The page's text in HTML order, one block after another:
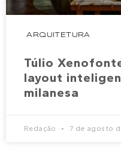
ARQUITETURA
Túlio
layout
milanesa
Redação 7 de agosto